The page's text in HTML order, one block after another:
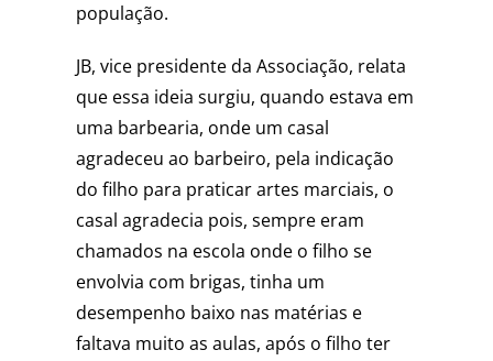
população.
JB, vice presidente da Associação, relata
que essa ideia surgiu, quando estava em
uma barbearia, onde um casal
agradeceu ao barbeiro, pela indicação
do filho para praticar artes marciais, o
casal agradecia pois, sempre eram
chamados na escola onde o filho se
envolvia com brigas, tinha um
desempenho baixo nas matérias e
faltava muito as aulas, após o filho ter